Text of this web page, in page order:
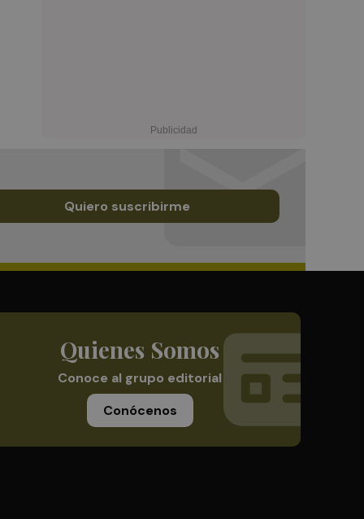
Quiero suscribirme
Quienes Somos
Conoce al grupo editorial
Conócenos